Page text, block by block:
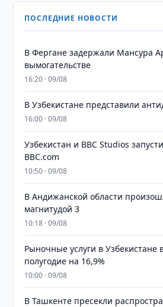
ПОСЛЕДНИЕ НОВОСТИ
В Фергане задержали Мансура
вымогательстве
16:20 · 09/08
В Узбекистане представили
16:00 · 09/08
Узбекистан и BBC Studios
BBC.com
10:50 · 09/08
В Андижанской области
магнитудой 3
10:18 · 09/08
Рыночные услуги в Узбекистане
полугодие на 16,9%
10:00 · 09/08
В Ташкенте пресекли